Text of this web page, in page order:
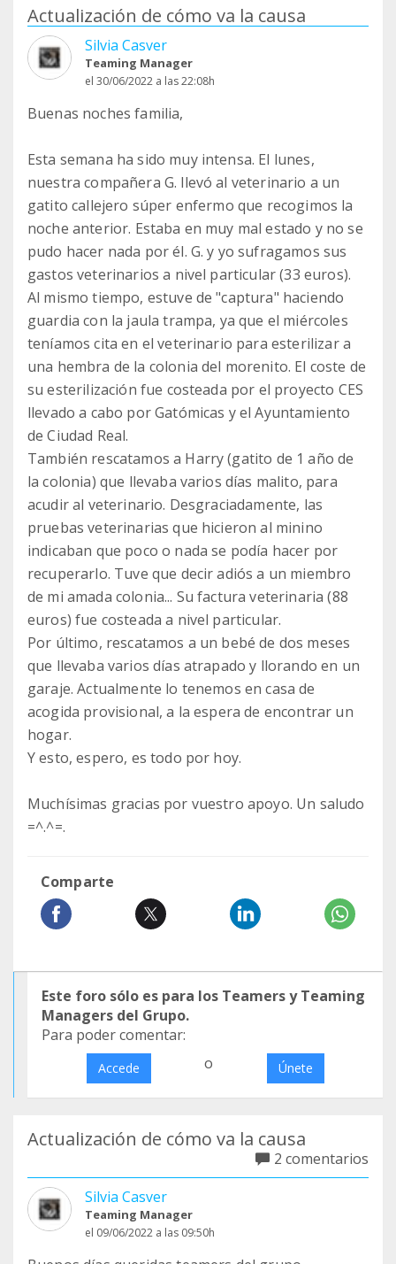
Actualización de cómo va la causa
Silvia Casver
Teaming Manager
el 30/06/2022 a las 22:08h
Buenas noches familia,
Esta semana ha sido muy intensa. El lunes,
nuestra compañera G. llevó al veterinario a un
gatito callejero súper enfermo que recogimos la
noche anterior. Estaba en muy mal estado y no se
pudo hacer nada por él. G. y yo sufragamos sus
gastos veterinarios a nivel particular (33 euros).
Al mismo tiempo, estuve de "captura" haciendo
guardia con la jaula trampa, ya que el miércoles
teníamos cita en el veterinario para esterilizar a
una hembra de la colonia del morenito. El coste de
su esterilización fue costeada por el proyecto CES
llevado a cabo por Gatómicas y el Ayuntamiento
de Ciudad Real.
También rescatamos a Harry (gatito de 1 año de
la colonia) que llevaba varios días malito, para
acudir al veterinario. Desgraciadamente, las
pruebas veterinarias que hicieron al minino
indicaban que poco o nada se podía hacer por
recuperarlo. Tuve que decir adiós a un miembro
de mi amada colonia... Su factura veterinaria (88
euros) fue costeada a nivel particular.
Por último, rescatamos a un bebé de dos meses
que llevaba varios días atrapado y llorando en un
garaje. Actualmente lo tenemos en casa de
acogida provisional, a la espera de encontrar un
hogar.
Y esto, espero, es todo por hoy.
Muchísimas gracias por vuestro apoyo. Un saludo
=^.^=.
Comparte
Este foro sólo es para los Teamers y Teaming
Managers del Grupo.
Para poder comentar:
Accede o Únete
Actualización de cómo va la causa
2 comentarios
Silvia Casver
Teaming Manager
el 09/06/2022 a las 09:50h